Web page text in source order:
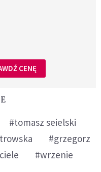
CENĘ
#tomasz seielski
#grzegorz
#wrzenie